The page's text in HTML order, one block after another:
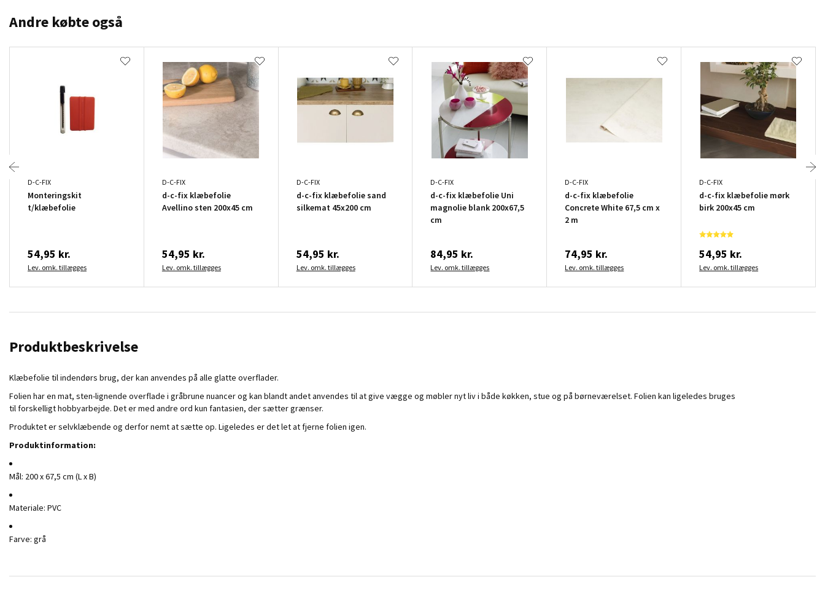
Andre købte også
D-C-FIX
Monteringskit
t/klæbefolie
54,95 kr.
Lev. omk. tillægges
D-C-FIX
d-c-fix klæbefolie
Avellino sten 200x45 cm
54,95 kr.
Lev. omk. tillægges
D-C-FIX
d-c-fix klæbefolie sand
silkemat 45x200 cm
54,95 kr.
Lev. omk. tillægges
D-C-FIX
d-c-fix klæbefolie Uni
magnolie blank 200x67,5
cm
84,95 kr.
Lev. omk. tillægges
D-C-FIX
d-c-fix klæbefolie
Concrete White 67,5 cm x
2 m
74,95 kr.
Lev. omk. tillægges
D-C-FIX
d-c-fix klæbefolie mørk
birk 200x45 cm
54,95 kr.
Lev. omk. tillægges
Produktbeskrivelse
Klæbefolie til indendørs brug, der kan anvendes på alle glatte overflader.
Folien har en mat, sten-lignende overflade i gråbrune nuancer og kan blandt andet anvendes til at give vægge og møbler nyt liv i både køkken, stue og på børneværelset. Folien kan ligeledes bruges
til forskelligt hobbyarbejde. Det er med andre ord kun fantasien, der sætter grænser.
Produktet er selvklæbende og derfor nemt at sætte op. Ligeledes er det let at fjerne folien igen.
Produktinformation:
Mål: 200 x 67,5 cm (L x B)
Materiale: PVC
Farve: grå